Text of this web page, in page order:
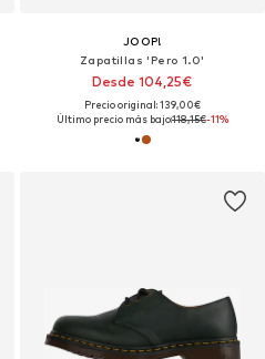
JOOP!
Zapatillas 'Pero 1.0'
Desde 104,25€
Precio original: 139,00€
Último precio más bajo:118,15€-11%